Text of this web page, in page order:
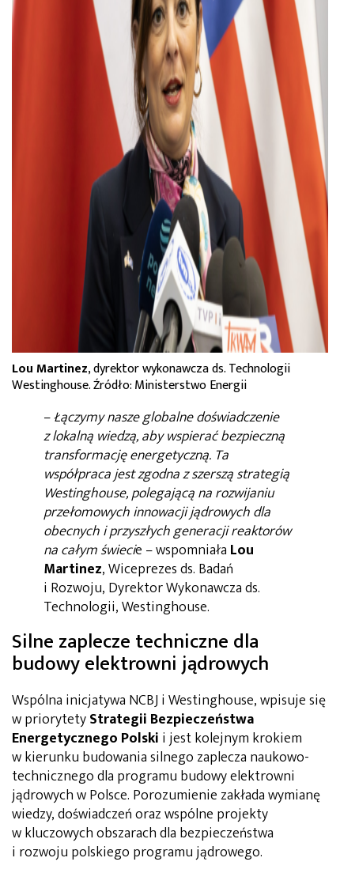
Lou Martinez, dyrektor wykonawcza ds. Technologii
Westinghouse. Źródło: Ministerstwo Energii
–Łączymy nasze globalne doświadczenie
z lokalną wiedzą, aby wspierać bezpieczną
transformację energetyczną. Ta
współpraca jest zgodna z szerszą strategią
Westinghouse, polegającą na rozwijaniu
przełomowych innowacji jądrowych dla
obecnych i przyszłych generacji reaktorów
na całym świecie – wspomniała Lou
Martinez, Wiceprezes ds. Badań
i Rozwoju, Dyrektor Wykonawcza ds.
Technologii, Westinghouse.
Silne zaplecze techniczne dla
budowy elektrowni jądrowych
Wspólna inicjatywa NCBJ i Westinghouse, wpisuje się
w priorytetyStrategii Bezpieczeństwa
Energetycznego Polski i jest kolejnym krokiem
w kierunku budowania silnego zaplecza naukowo-
technicznego dla programu budowy elektrowni
jądrowych w Polsce. Porozumienie zakłada wymianę
wiedzy, doświadczeń oraz wspólne projekty
w kluczowych obszarach dla bezpieczeństwa
i rozwoju polskiego programu jądrowego.